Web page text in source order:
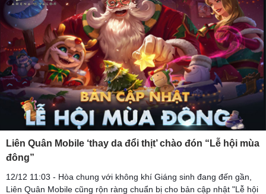
Liên Quân Mobile ‘thay da đổi thịt’ chào đón “Lễ hội mùa
đông”
12/12 11:03 - Hòa chung với không khí Giáng sinh đang đến gần,
Liên Quân Mobile cũng rộn ràng chuẩn bị cho bản cập nhật "Lễ hội